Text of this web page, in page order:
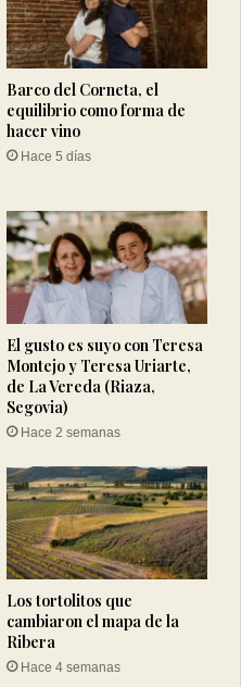
Barco del Corneta, el
equilibrio como forma de
hacer vino
Hace 5 días
El gusto es suyo con Teresa
Montejo y Teresa Uriarte,
de La Vereda (Riaza,
Segovia)
Hace 2 semanas
Los tortolitos que
cambiaron el mapa de la
Ribera
Hace 4 semanas